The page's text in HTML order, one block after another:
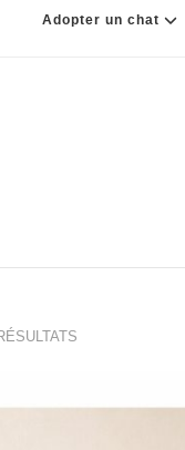
Adopter un chat